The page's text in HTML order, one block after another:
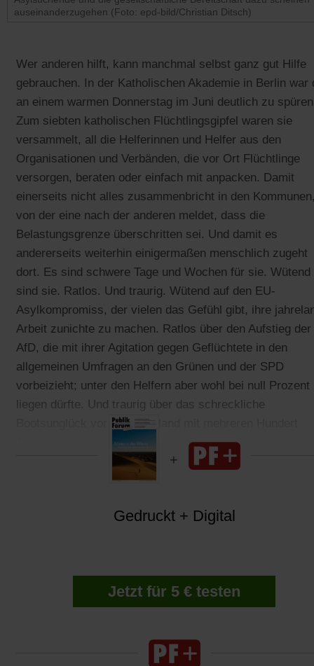
auseinanderzugehen (Foto: epd-bild/Christian Ditsch)
Wer anderen hilft, kann manchmal selbst ganz gut Hilfe
gebrauchen. In der Katholischen Akademie in Berlin war
an einem warmen Donnerstag im Juni deutlich zu
Zum siebten katholischen Flüchtlingsgipfel waren sie
versammelt, all die Helferinnen und Helfer aus den
Organisationen und Verbänden, die vor Ort Flüchtlinge
versorgen, beraten oder einfach mit anpacken. Damit
einerseits nicht alles zusammenbricht in den
von der eine nach der anderen meldet, dass die
Belastungsgrenze überschritten sei. Und damit es
andererseits weiterhin einigermaßen menschlich zugeht
dort. Es sind schwere Tage und Wochen für sie. Wütend
sind sie. Ratlos. Und traurig. Wütend auf den EU-
Asylkompromiss, der vielen das Gefühl gibt, ihre
Arbeit zunichte zu machen. Ratlos über den Aufstieg der
AfD, die mit ihrer Agitation gegen Geflüchtete in den
allgemeinen Umfragen an den Grünen und der SPD
vorbeizieht; unter den Helfern aber wohl bei null Prozent
liegen dürfte. Und traurig über das schreckliche
Bootsunglück vor Griechenland mit mehreren Hundert
Gedruckt + Digital
Jetzt für 5 € testen